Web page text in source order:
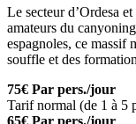
Le secteur d’Ordesa
amateurs du
espagnoles, ce massif
souffle et des
75€ Par pers./jour
Tarif normal (de 1 à 5